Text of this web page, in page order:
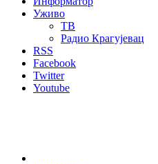
Уживо
ТВ
Радио Крагујевац
RSS
Facebook
Twitter
Youtube